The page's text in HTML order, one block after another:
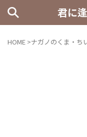
君に
HOME >ナガノのくま・ち